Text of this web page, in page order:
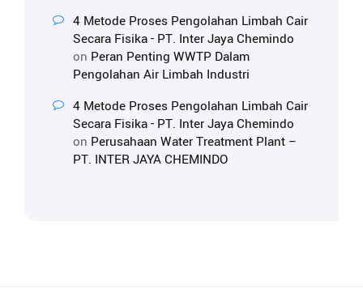
4 Metode Proses Pengolahan Limbah Cair
Secara Fisika - PT. Inter Jaya Chemindo
on Peran Penting WWTP Dalam
Pengolahan Air Limbah Industri
4 Metode Proses Pengolahan Limbah Cair
Secara Fisika - PT. Inter Jaya Chemindo
on Perusahaan Water Treatment Plant –
PT. INTER JAYA CHEMINDO